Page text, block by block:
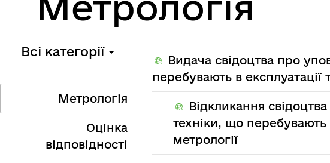
Всі категорії
Метрологія
Оцінка
відповідності
Видача свідоцтва про
перебувають в експлуатації
Відкликання
техніки, що перебувають
метрології